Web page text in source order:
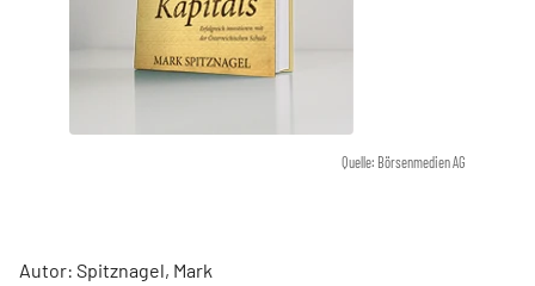
Quelle: Börsenmedien AG
Autor: Spitznagel, Mark